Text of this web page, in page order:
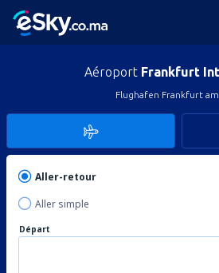
Aéroport Frankfurt
Flughafen Frankfurt
Aller-retour
Aller simple
Départ